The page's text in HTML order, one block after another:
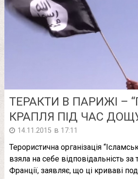
ТЕРАКТИ В ПАРИЖІ –
КРАПЛЯ ПІД ЧАС
14.11.2015 в 17:11
Терористична організація
взяла на себе відповідальність за
Франції, заявляє, що ці криваві